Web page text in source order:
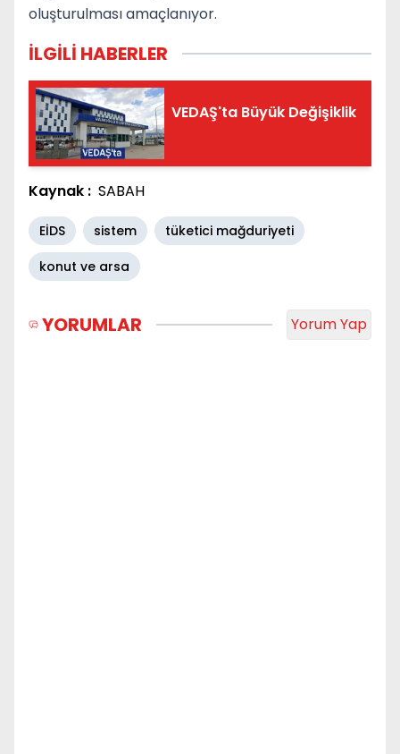
oluşturulması amaçlanıyor.
İLGİLİ HABERLER
VEDAŞ'ta Büyük Değişiklik
Kaynak : SABAH
EİDS sistem
tüketici mağduriyeti
konut ve arsa
YORUMLAR Yorum Yap